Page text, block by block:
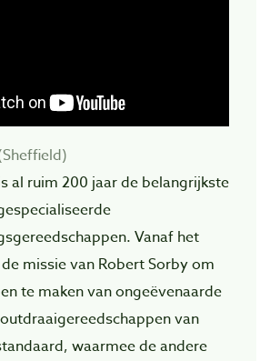
al ruim 200 jaar de belangrijkste
Vanaf het
missie van Robert Sorby om
te maken van ongeëvenaarde
van
waarmee de andere